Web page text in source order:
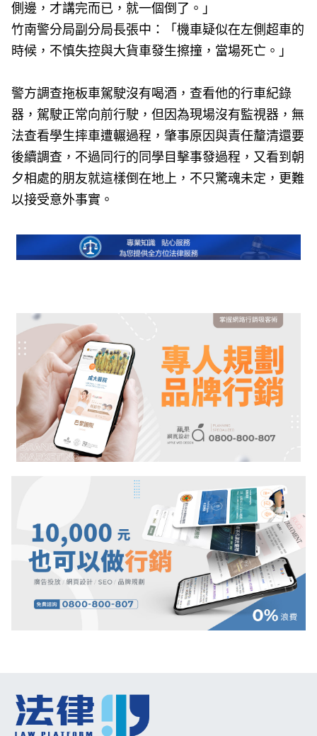
側邊，才講完而已，就一個倒了。」
竹南警分局副分局長張中：「機車疑似在左側超車的
時候，不慎失控與大貨車發生擦撞，當場死亡。」
警方調查拖板車駕駛沒有喝酒，查看他的行車紀錄
器，駕駛正常向前行駛，但因為現場沒有監視器，無
法查看學生摔車遭輾過程，肇事原因與責任釐清還要
後續調查，不過同行的同學目擊事發過程，又看到朝
夕相處的朋友就這樣倒在地上，不只驚魂未定，更難
以接受意外事實。